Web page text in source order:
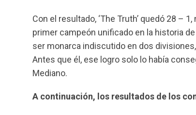
Con el resultado, ‘The Truth’ quedó 28 –
primer campeón unificado en la historia
ser monarca indiscutido en dos
Antes que él, ese logro solo lo había
Mediano.
A continuación, los resultados de los